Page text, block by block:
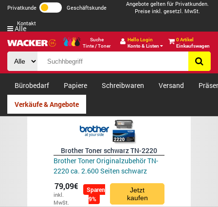
Privatkunde Geschäftskunde
Angebote gelten für Privatkunden.
Preise inkl. gesetzl. MwSt.
Kontakt
Suche
Tinte / Toner
Hello Login
Konto & Listen
0 Artikel
Einkaufswagen
Alle
Bürobedarf Papiere Schreibwaren Versand
Verkäufe & Angebote
Brother Toner schwarz TN-2220
Brother Toner Originalzubehör TN-
2220 ca. 2.600 Seiten schwarz
79,09€
inkl.
MwSt.
Sparen
9%
Jetzt
kaufen